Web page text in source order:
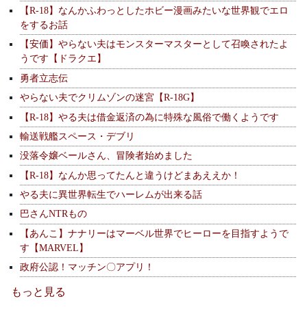
【R-18】なんかふわっとしたホビー漫画みたいな世界観でエロ
をするお話
【安価】やらない夫はモンスターマスターとして召喚されたよ
うです【ドラクエ】
勇者立志伝
やらない夫でクリムゾンの迷宮【R-18G】
【R-18】やる夫は借金返済の為に特殊な風俗で働くようです
輸送戦艦スペース・デブリ
没落令嬢ベールさん、冒険者始めました
【R-18】なんか思ってたんと違うけどまあええか！
やる夫に異世界転生でハーレムが出来る話
巴さんNTRもの
【あんこ】ナナリーはマーベル世界でヒーローを目指すようで
す【MARVEL】
政府公認！マッチン〇アプリ！
もっと見る